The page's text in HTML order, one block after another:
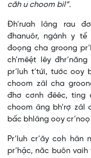
căh u choom bil”.
Đh’rưah lâng rau
đhanuôr, ngành y tế
đoọng cha groong
ch’mêệt lêy
pr’luh t’tứi, tước ooy
choom zâl cha
đhơ cơnh đêêc, ting
choom âng bh’rợ zâl
bấc bhlâng ooy
Pr’luh cr’ăy coh hân
pr’hậc, năc buôn